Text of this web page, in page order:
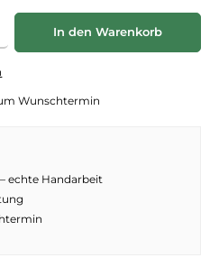
Wert ein oder benutze die
In den Warenkorb
Wunschtermin
echte Handarbeit